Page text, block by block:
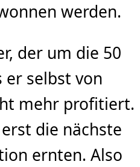
werden.
der um die 50
er selbst von
mehr profitiert.
die nächste
ernten. Also